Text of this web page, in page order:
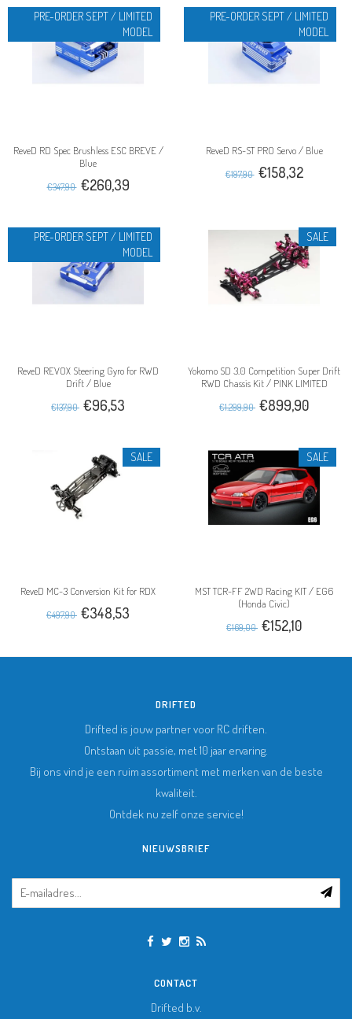
PRE-ORDER SEPT / LIMITED
MODEL
ReveD RD Spec Brushless ESC BREVE /
Blue
€347,90 €260,39
PRE-ORDER SEPT / LIMITED
MODEL
ReveD RS-ST PRO Servo / Blue
€197,90 €158,32
PRE-ORDER SEPT / LIMITED
MODEL
ReveD REVOX Steering Gyro for RWD
Drift / Blue
€137,90 €96,53
SALE
Yokomo SD 3.0 Competition Super Drift
RWD Chassis Kit / PINK LIMITED
€1.299,90 €899,90
SALE
ReveD MC-3 Conversion Kit for RDX
€497,90 €348,53
SALE
MST TCR-FF 2WD Racing KIT / EG6
(Honda Civic)
€169,00 €152,10
DRIFTED
Drifted is jouw partner voor RC driften.
Ontstaan uit passie, met 10 jaar ervaring.
Bij ons vind je een ruim assortiment met merken van de beste
kwaliteit.
Ontdek nu zelf onze service!
NIEUWSBRIEF
CONTACT
Drifted b.v.